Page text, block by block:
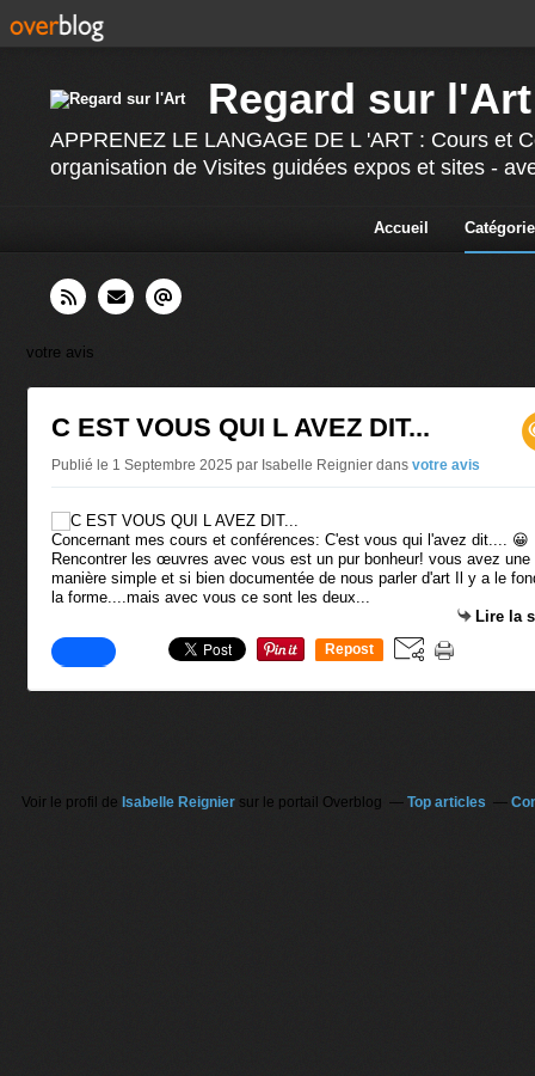
Regard sur l'Art
APPRENEZ LE LANGAGE DE L 'ART : Cours et
organisation de Visites guidées expos et sites -
Accueil
votre avis
C EST VOUS QUI L AVEZ DIT...
Publié le 1 Septembre 2025 par Isabelle Reignier dans votre avis
Concernant mes cours et conférences: C'est vous qui l'avez dit.... 😀
Rencontrer les œuvres avec vous est un pur bonheur! vous avez une
manière simple et si bien documentée de nous parler d'art Il y a le
la forme....mais avec vous ce sont les deux...
Lire la
Repost
Voir le profil de Isabelle Reignier sur le portail Overblog Top articles